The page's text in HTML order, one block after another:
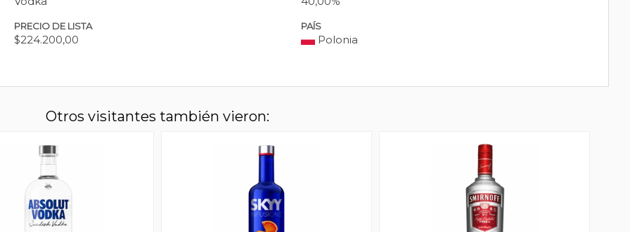
PRECIO DE LISTA
$224.200,00
PAÍS
Polonia
Otros visitantes también vieron: